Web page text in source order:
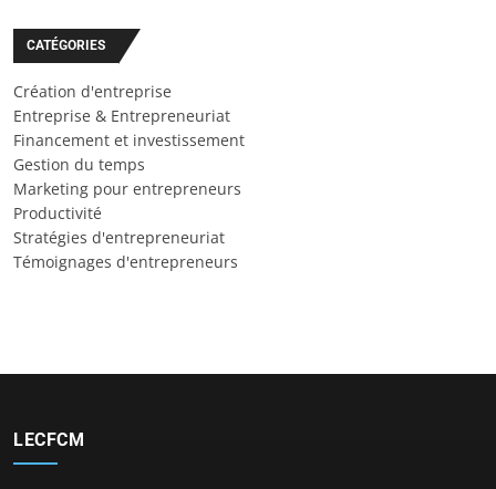
CATÉGORIES
Création d'entreprise
Entreprise & Entrepreneuriat
Financement et investissement
Gestion du temps
Marketing pour entrepreneurs
Productivité
Stratégies d'entrepreneuriat
Témoignages d'entrepreneurs
LECFCM